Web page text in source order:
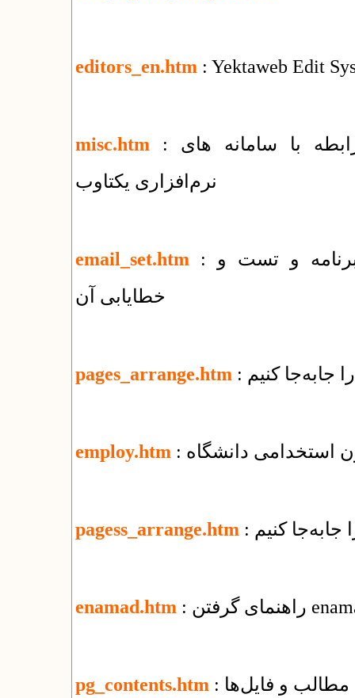
editors_en.htm : Yektaweb Edit
misc.htm : فهرست مقالات و راهنماهای متنوع در رابطه با سامانه های
نرم‌افزاری یکتاوب
email_set.htm : راهنمای روش های ارسال ایمیل توسط برنامه و تست و
خطایابی آن
pages_arrange.htm جابه‌جا کنیم
employ.htm استخدامی دانشگاه
pagess_arrange.htm جابه‌جا كنيم
enamad.htm
pg_contents.htm مطالب و فایل‌ها